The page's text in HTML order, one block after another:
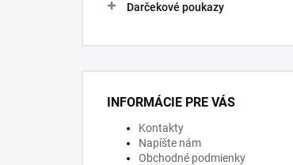
Darčekové poukazy
INFORMÁCIE PRE VÁS
Kontakty
Napíšte nám
Obchodné podmienky